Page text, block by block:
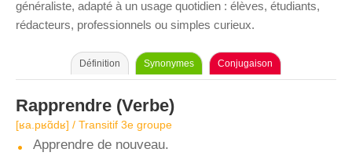
généraliste, adapté à un usage quotidien : élèves, étudiants,
rédacteurs, professionnels ou simples curieux.
Définition Synonymes Conjugaison
Rapprendre (Verbe)
[ʁa.pʁɑ̃dʁ] / Transitif 3e groupe
Apprendre de nouveau.